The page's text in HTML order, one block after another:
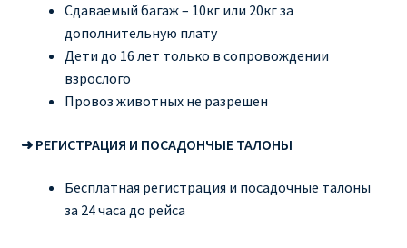
Сдаваемый багаж – 10кг или 20кг за
дополнительную плату
Дети до 16 лет только в сопровождении
взрослого
Провоз животных не разрешен
➜ РЕГИСТРАЦИЯ И ПОСАДОНЧЫЕ ТАЛОНЫ
Бесплатная регистрация и посадочные талоны
за 24 часа до рейса